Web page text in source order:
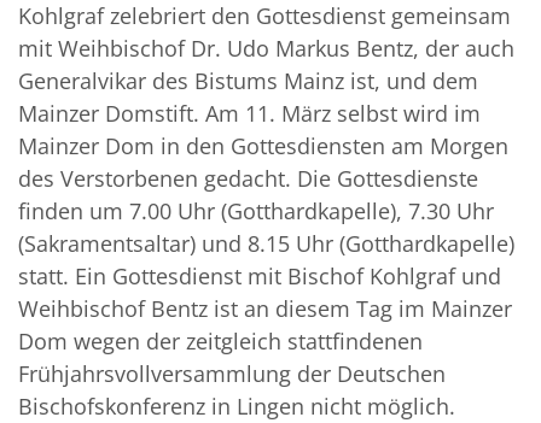
Kohlgraf zelebriert den Gottesdienst gemeinsam
mit Weihbischof Dr. Udo Markus Bentz, der auch
Generalvikar des Bistums Mainz ist, und dem
Mainzer Domstift. Am 11. März selbst wird im
Mainzer Dom in den Gottesdiensten am Morgen
des Verstorbenen gedacht. Die Gottesdienste
finden um 7.00 Uhr (Gotthardkapelle), 7.30 Uhr
(Sakramentsaltar) und 8.15 Uhr (Gotthardkapelle)
statt. Ein Gottesdienst mit Bischof Kohlgraf und
Weihbischof Bentz ist an diesem Tag im Mainzer
Dom wegen der zeitgleich stattfindenen
Frühjahrsvollversammlung der Deutschen
Bischofskonferenz in Lingen nicht möglich.